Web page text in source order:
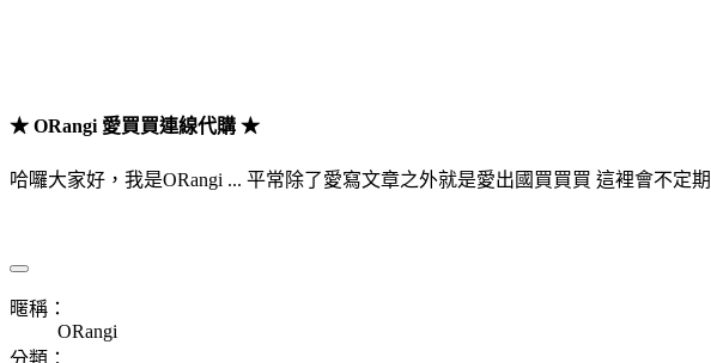
★ ORangi 愛買買連線代購 ★
哈囉大家好，我是ORangi ... 平常除了愛寫文章之外就是愛出國買買買 這裡會不定
暱稱：
ORangi
分類：